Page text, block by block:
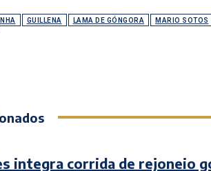
GUILLENA LAMA DE GÓNGORA
MARIO SOTOS
integra corrida de rejoneio